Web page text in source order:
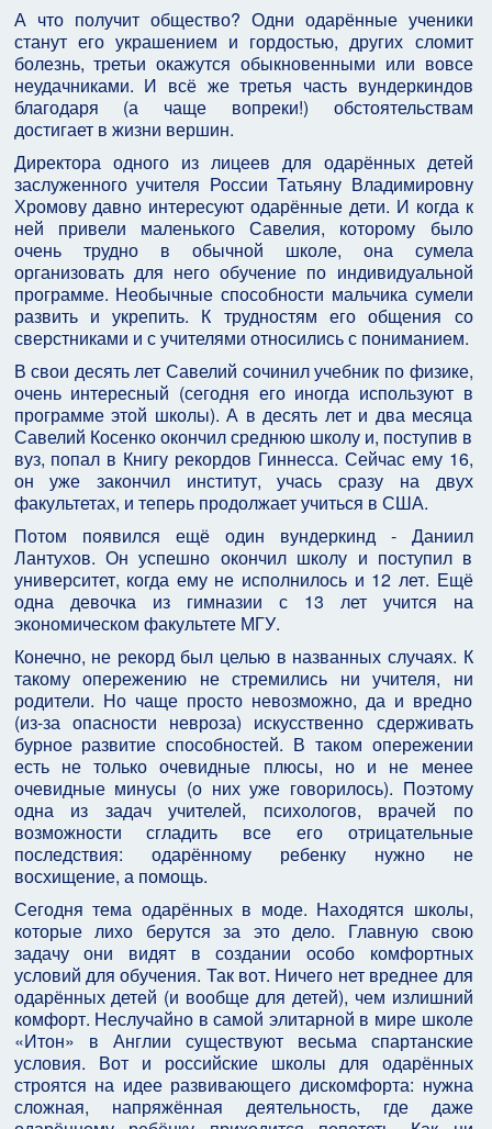
А что получит общество? Одни одарённые ученики
станут его украшением и гордостью, других сломит
болезнь, третьи окажутся обыкновенными или вовсе
неудачниками. И всё же третья часть вундеркиндов
благодаря (а чаще вопреки!) обстоятельствам
достигает в жизни вершин.
Директора одного из лицеев для одарённых детей
заслуженного учителя России Татьяну Владимировну
Хромову давно интересуют одарённые дети. И когда к
ней привели маленького Савелия, которому было
очень трудно в обычной школе, она сумела
организовать для него обучение по индивидуальной
программе. Необычные способности мальчика сумели
развить и укрепить. К трудностям его общения со
сверстниками и с учителями относились с пониманием.
В свои десять лет Савелий сочинил учебник по физике,
очень интересный (сегодня его иногда используют в
программе этой школы). А в десять лет и два месяца
Савелий Косенко окончил среднюю школу и, поступив в
вуз, попал в Книгу рекордов Гиннесса. Сейчас ему 16,
он уже закончил институт, учась сразу на двух
факультетах, и теперь продолжает учиться в США.
Потом появился ещё один вундеркинд - Даниил
Лантухов. Он успешно окончил школу и поступил в
университет, когда ему не исполнилось и 12 лет. Ещё
одна девочка из гимназии с 13 лет учится на
экономическом факультете МГУ.
Конечно, не рекорд был целью в названных случаях. К
такому опережению не стремились ни учителя, ни
родители. Но чаще просто невозможно, да и вредно
(из-за опасности невроза) искусственно сдерживать
бурное развитие способностей. В таком опережении
есть не только очевидные плюсы, но и не менее
очевидные минусы (о них уже говорилось). Поэтому
одна из задач учителей, психологов, врачей по
возможности сгладить все его отрицательные
последствия: одарённому ребенку нужно не
восхищение, а помощь.
Сегодня тема одарённых в моде. Находятся школы,
которые лихо берутся за это дело. Главную свою
задачу они видят в создании особо комфортных
условий для обучения. Так вот. Ничего нет вреднее для
одарённых детей (и вообще для детей), чем излишний
комфорт. Неслучайно в самой элитарной в мире школе
«Итон» в Англии существуют весьма спартанские
условия. Вот и российские школы для одарённых
строятся на идее развивающего дискомфорта: нужна
сложная, напряжённая деятельность, где даже